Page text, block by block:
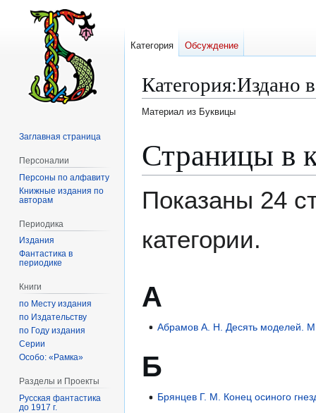
Категория:Издано
Материал из Буквицы
к
навигации
к
поиску
Страницы в
Показаны 24
категории.
А
Абрамов А. Н. Десять моделей.
Б
Брянцев Г. М. Конец осиного
Категория Обсуждение
Заглавная страница
Персоналии
Персоны по алфавиту
Книжные издания по
авторам
Периодика
Издания
Фантастика в
периодике
Книги
по Месту издания
по Издательству
по Году издания
Серии
Особо: «Рамка»
Разделы и Проекты
Русская фантастика
до 1917 г.